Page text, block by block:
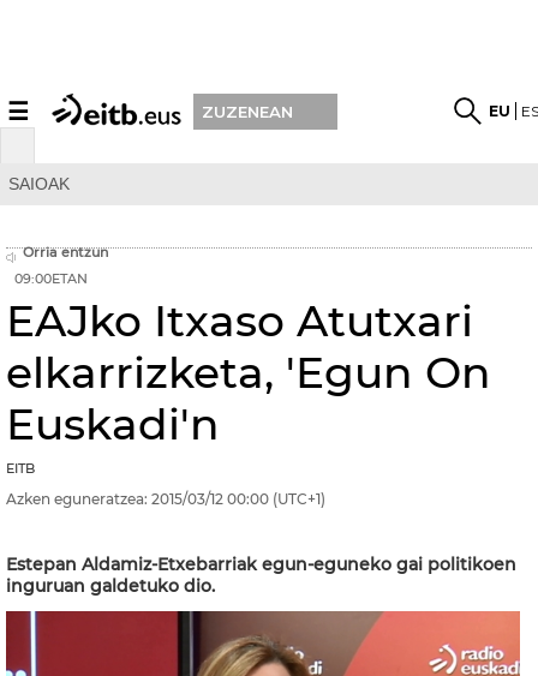
☰ ZUZENEAN EU
SAIOAK
Orria entzun
09:00ETAN
EAJko Itxaso Atutxari
elkarrizketa, 'Egun On
Euskadi'n
EITB
Azken eguneratzea: 2015/03/12 00:00 (UTC+1)
Estepan Aldamiz-Etxebarriak egun-eguneko gai politikoen
inguruan galdetuko dio.